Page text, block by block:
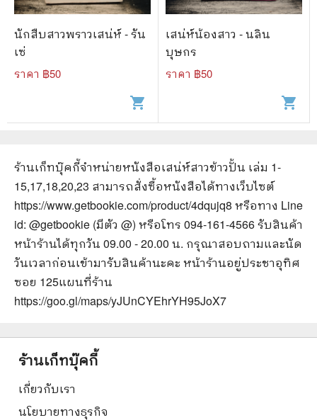
นักสืบสาวพราวเสน่ห์ - รัน
เซ่
ราคา ฿50
shopping_cart
เสน่ห์น้องสาว - นลิน
บุษกร
ราคา ฿50
shopping_cart
ร้านเก็ทบุ๊คกี้จำหน่ายหนังสือเสน่ห์สาวข้าวปั้น เล่ม 1-
15,17,18,20,23 สามารถสั่งซื้อหนังสือได้ทางเว็บไซต์
https://www.getbookie.com/product/4dqujq8 หรือทาง Line
id: @getbookie (มีตัว @) หรือโทร 094-161-4566 รับสินค้า
หน้าร้านได้ทุกวัน 09.00 - 20.00 น. กรุณาสอบถามและนัด
วันเวลาก่อนเข้ามารับสินค้านะคะ หน้าร้านอยู่ประชาอุทิศ
ซอย 125แผนที่ร้าน
https://goo.gl/maps/yJUnCYEhrYH95JoX7
ร้านเก็ทบุ๊คกี้
เกี่ยวกับเรา
นโยบายทางธุรกิจ